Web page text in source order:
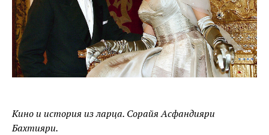
Кино и история из ларца. Сорайя Асфандияри
Бахтияри.